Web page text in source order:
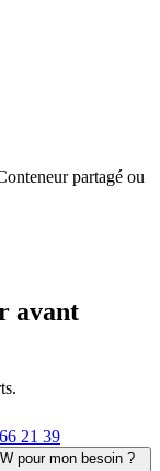
partagé ou
avant
21 39
pour mon besoin ?